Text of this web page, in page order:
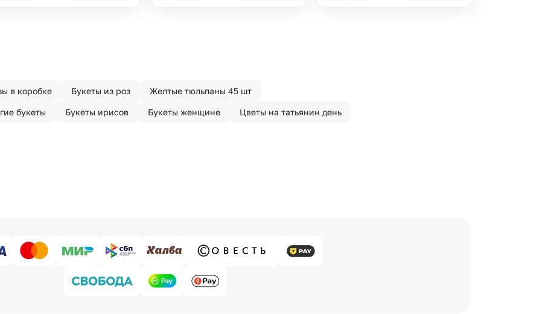
в коробке Букеты из роз Желтые тюльпаны 45 шт
букеты Букеты ирисов Букеты женщине Цветы на татьянин день